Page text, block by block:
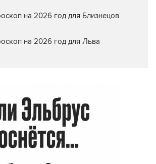
на 2026 год для Близнецов
на 2026 год для Льва